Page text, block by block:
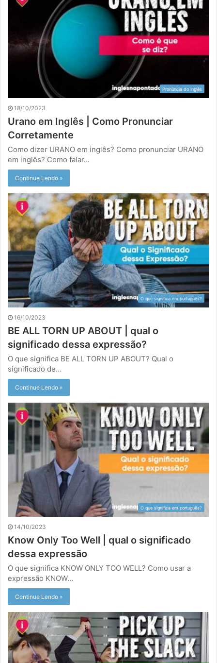
Pronúncia do Inglês
18/10/2023
Urano em Inglês | Como Pronunciar
Corretamente
Como dizer URANO em inglês? Como pronunciar URANO
em inglês? Como falar…
Continue Lendo »
O que significa em português?
16/10/2023
BE ALL TORN UP ABOUT | qual o
significado dessa expressão?
O que significa BE ALL TORN UP ABOUT? Qual o
significado de…
Continue Lendo »
O que significa em português?
14/10/2023
Know Only Too Well | qual o significado
dessa expressão
O que significa KNOW ONLY TOO WELL? Como usar a
expressão KNOW…
Continue Lendo »